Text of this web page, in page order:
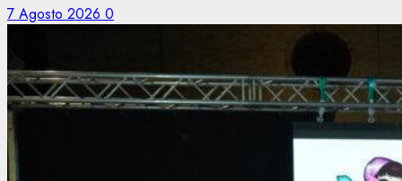
7 Agosto 2026 0